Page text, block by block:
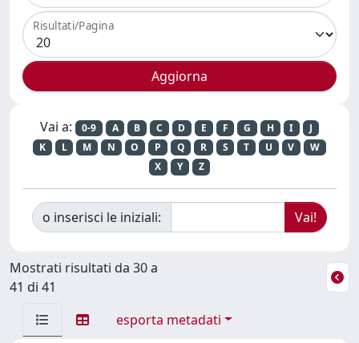
Risultati/Pagina
Vai a: 0-9 A B C D E F G H I
J
K
L M N O P Q R S T U V
W
X
Y Z
o inserisci le iniziali:
Mostrati risultati da 30 a
41 di 41
esporta metadati